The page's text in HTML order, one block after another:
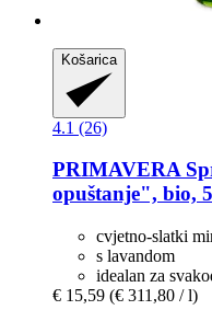
Košarica
4.1 (26)
PRIMAVERA
opuštanje", bio,
cvjetno-slatki
s lavandom
idealan za
€ 15,59 (€ 311,80 / l)